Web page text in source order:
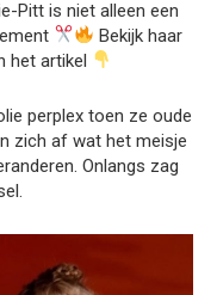
Pitt is niet alleen een
Bekijk haar
het artikel
perplex toen ze oude
zich af wat het meisje
Onlangs zag